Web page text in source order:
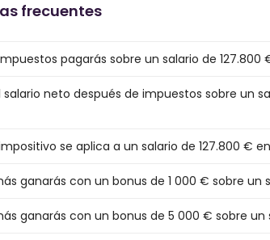
frecuentes
pagarás sobre un salario de 127.800
salario neto después de impuestos sobre un
se aplica a un salario de 127.800 €
ganarás con un bonus de 1 000 € sobre un
ganarás con un bonus de 5 000 € sobre un